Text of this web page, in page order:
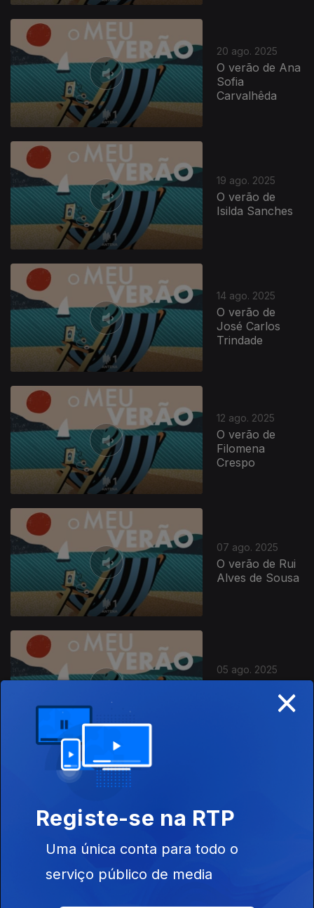
20 ago. 2025
O verão de Ana
Sofia
Carvalhêda
19 ago. 2025
O verão de
Isilda Sanches
14 ago. 2025
O verão de
José Carlos
Trindade
12 ago. 2025
O verão de
Filomena
Crespo
07 ago. 2025
O verão de Rui
Alves de Sousa
05 ago. 2025
Andreia Rocha
Augusto
Fernandes
790986
×
Registe-se na RTP
Uma única conta para todo o
serviço público de media